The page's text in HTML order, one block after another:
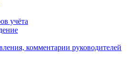
учёта
комментарии руководителей